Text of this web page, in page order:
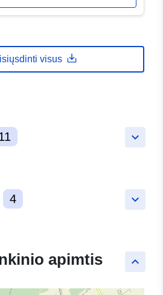
visus
keyboard_arrow_down
keyboard_arrow_down
4
keyboard_arrow_up
apimtis